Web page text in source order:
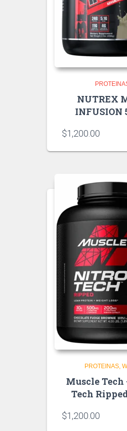
NUTREX
INFUSION
$1,200.00
PROTEINAS
Muscle
Tech
$1,200.00